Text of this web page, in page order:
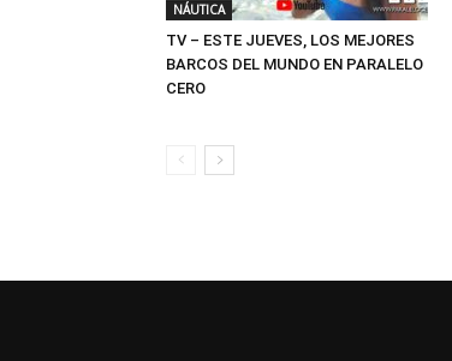
NÁUTICA
TV – ESTE JUEVES, LOS MEJORES
BARCOS DEL MUNDO EN PARALELO
CERO